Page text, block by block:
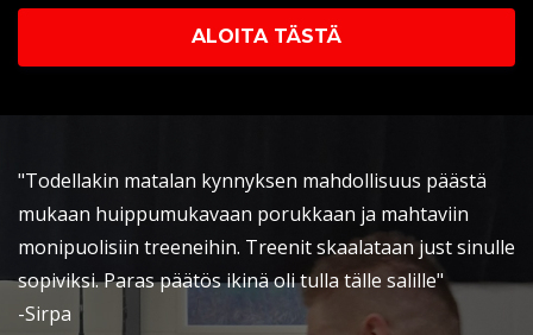
ALOITA TÄSTÄ
"Todellakin matalan kynnyksen mahdollisuus päästä
mukaan huippumukavaan porukkaan ja mahtaviin
monipuolisiin treeneihin. Treenit skaalataan just sinulle
sopiviksi. Paras päätös ikinä oli tulla tälle salille"
-Sirpa